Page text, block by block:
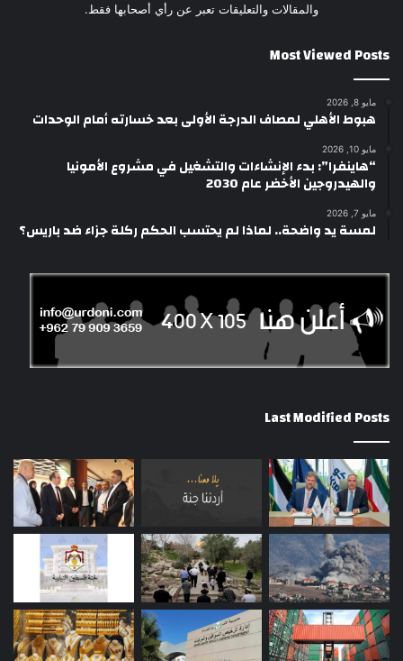
والمقالات والتعليقات تعبر عن رأي أصحابها فقط.
Most Viewed Posts
مايو 8, 2026
هبوط الأهلي لمصاف الدرجة الأولى بعد خسارته أمام الوحدات
مايو 10, 2026
“هاينفرا”: بدء الإنشاءات والتشغيل في مشروع الأمونيا
والهيدروجين الأخضر عام 2030
مايو 7, 2026
لمسة يد واضحة.. لماذا لم يحتسب الحكم ركلة جزاء ضد باريس؟
Last Modified Posts